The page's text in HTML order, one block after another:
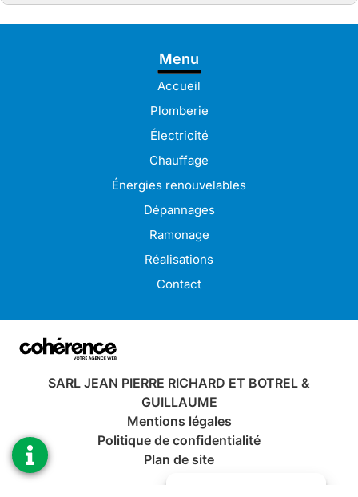
Plombier à Binic-Étables-sur-Mer
Menu
Accueil
Plomberie
Électricité
Chauffage
Énergies renouvelables
Dépannages
Ramonage
Réalisations
Contact
SARL JEAN PIERRE RICHARD ET BOTREL &
GUILLAUME
Mentions légales
Politique de confidentialité
Plan de site